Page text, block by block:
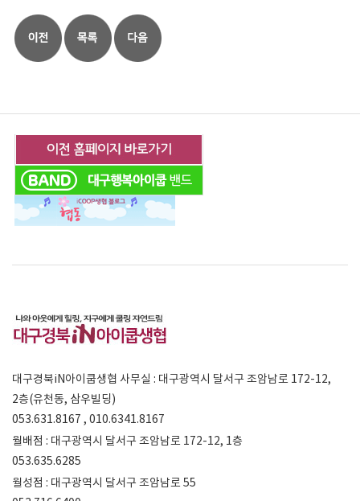
대구경북iN아이쿱생협 사무실 : 대구광역시 달서구 조암남로 172-12,
2층(유천동, 삼우빌딩)
053.631.8167 , 010.6341.8167
월배점 : 대구광역시 달서구 조암남로 172-12, 1층
053.635.6285
월성점 : 대구광역시 달서구 조암남로 55